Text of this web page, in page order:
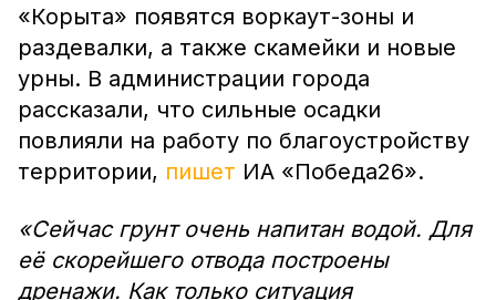
«Корыта» появятся воркаут-зоны и
раздевалки, а также скамейки и новые
урны. В администрации города
рассказали, что сильные осадки
повлияли на работу по благоустройству
территории, пишет ИА «Победа26».
«Сейчас грунт очень напитан водой. Для
её скорейшего отвода построены
дренажи. Как только ситуация